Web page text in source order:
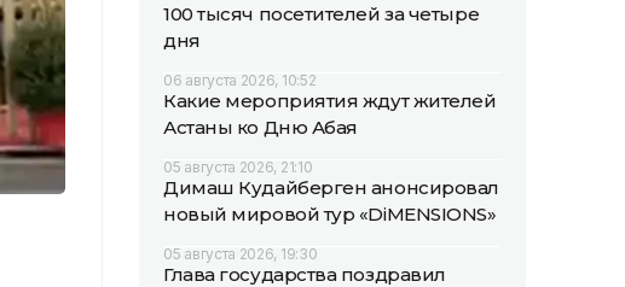
100 тысяч посетителей за четыре
дня
06 августа 2026, 10:52
Какие мероприятия ждут жителей
Астаны ко Дню Абая
05 августа 2026, 21:10
Димаш Кудайберген анонсировал
новый мировой тур «DiMENSIONS»
05 августа 2026, 19:30
Глава государства поздравил